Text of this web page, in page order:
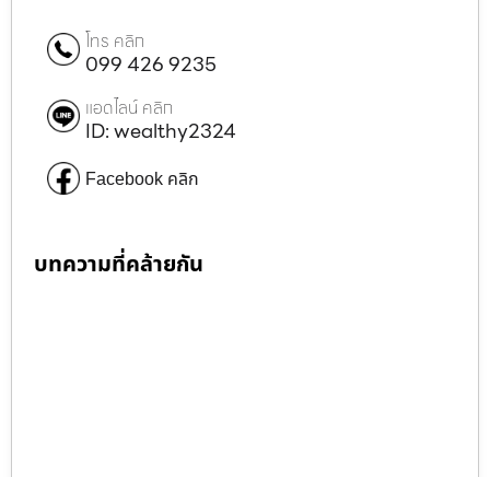
โทร คลิก
099 426 9235
แอดไลน์ คลิก
ID: wealthy2324
Facebook คลิก
บทความที่คล้ายกัน